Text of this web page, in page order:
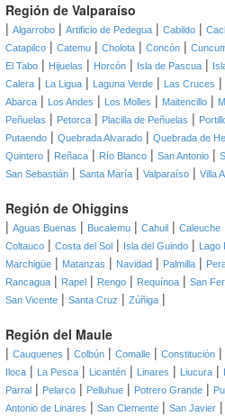
Región de Valparaíso
| Algarrobo | Artificio de Pedegua | Cabildo |
Catapilco | Catemu | Cholota | Concón |
El Tabo | Hijuelas | Horcón | Isla de Pascua |
Calera | La Ligua | Laguna Verde | Las Cruces |
Abarca | Los Andes | Los Molles | Maitencillo |
Peñuelas | Petorca | Placilla de Peñuelas |
Putaendo | Quebrada Alvarado | Quebrada de
Quintero | Reñaca | Río Blanco | San Antonio |
San Sebastián | Santa María | Valparaíso | Villa
Región de Ohiggins
| Aguas Buenas | Bucalemu | Cahuil | Caleuche
Coltauco | Costa del Sol | Isla del Guindo | Lago
Marchigüe | Matanzas | Navidad | Palmilla |
Rancagua | Rapel | Rengo | Requínoa | San
San Vicente | Santa Cruz | Zúñiga |
Región del Maule
| Cauquenes | Colbún | Comalle | Constitución |
Iloca | La Pesca | Licantén | Linares | Liucura |
Parral | Pelarco | Pelluhue | Potrero Grande |
Antonio de Linares | San Clemente | San Javier |